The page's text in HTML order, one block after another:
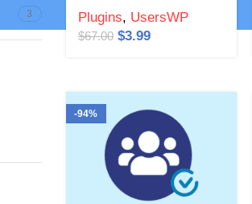
3 Plugins, UsersWP
$67.00 $3.99
-94%